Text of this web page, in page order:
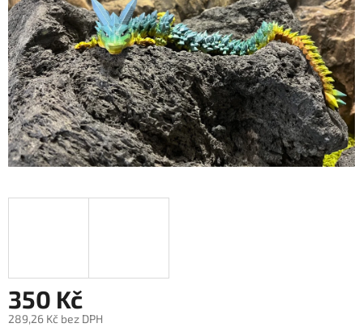
350 Kč
289,26 Kč bez DPH